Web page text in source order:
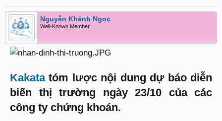
Nguyễn Khánh Ngọc
Well-Known Member
Kakatatóm lược nội dung dự báo diễn
biến thị trường ngày 23/10 của các
công ty chứng khoán.